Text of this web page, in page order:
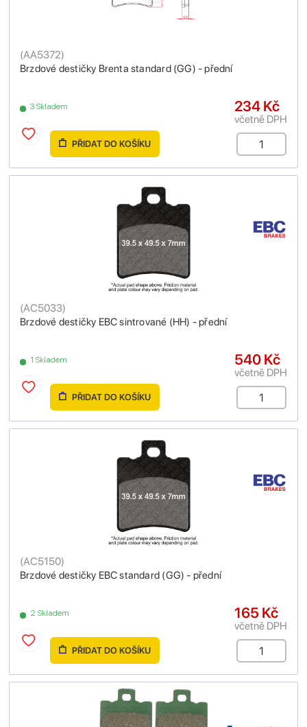
Brzdové destičky Brenta standard (GG) - přední
(AA5372)
3 Skladem 234 Kč
včetně DPH
PŘIDAT DO KOŠÍKU
Brzdové destičky EBC sintrované (HH) - přední
(AC5033)
1 Skladem 540 Kč
včetně DPH
PŘIDAT DO KOŠÍKU
Brzdové destičky EBC standard (GG) - přední
(AC5150)
2 Skladem 165 Kč
včetně DPH
PŘIDAT DO KOŠÍKU